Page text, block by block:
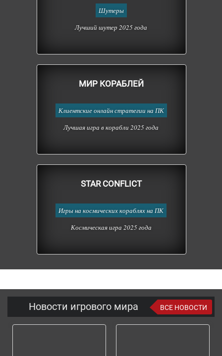
Шутеры
Лучший шутер 2025 года
МИР КОРАБЛЕЙ
Клиентские онлайн стратегии на ПК
Лучшая игра в корабли 2025 года
STAR CONFLICT
Игры на космических кораблях на ПК
Космическая игра 2025 года
Новости игрового мира ВСЕ НОВОСТИ